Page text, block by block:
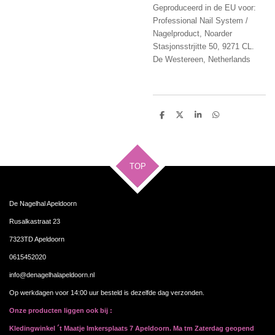
Geproduceerd in de EU voor:
Professional Nail System /
Nagelproduct, Noarder
Stasjonsstrjitte 50, 9271 CL.
De Westereen, Netherlands
D
D
S
D
TOP
De Nagelhal Apeldoorn
Rusalkastraat 23
7323TD Apeldoorn
0615452020
info@denagelhalapeldoorn.nl
Op werkdagen voor 14:00 uur besteld is dezelfde dag verzonden.
Onze producten liggen ook bij :
Kledingwinkel ´t Maatje Imkersplaats 7 Apeldoorn. Ma tm Zaterdag geopend